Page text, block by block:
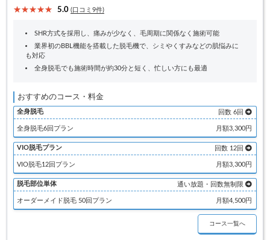
5.0 (口コミ9件)
SHR方式を採用し、痛みが少なく、毛周期に関係なく施術可能
業界初のBBL機能を搭載した脱毛機で、シミやくすみなどの肌悩みに
も対応
全身脱毛でも施術時間が約30分と短く、忙しい方にも最適
おすすめのコース・料金
全身脱毛 回数 6回
全身脱毛6回プラン 月額3,300円
VIO脱毛プラン 回数 12回
VIO脱毛12回プラン 月額3,300円
脱毛部位単体 通い放題・回数無制限
オーダーメイド脱毛 50回プラン 月額4,500円
コース一覧へ